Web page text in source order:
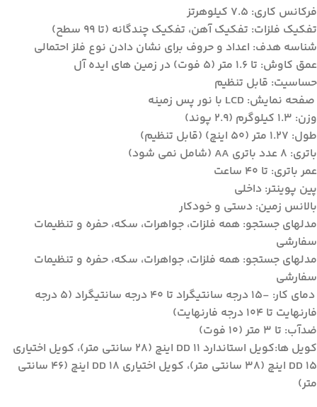
فرکانس کاری: 7.5 کیلوهرتز
تفکیک فلزات: تفکیک آهن، تفکیک چندگانه (تا 99 سطح)
شناسه هدف: اعداد و حروف برای نشان دادن نوع فلز احتمالی
عمق کاوش: تا 1.6 متر (5 فوت) در زمین های ایده آل
حساسیت: قابل تنظیم
صفحه نمایش: LCD با نور پس زمینه
وزن: 1.3 کیلوگرم (2.9 پوند)
طول: 1.27 متر (50 اینچ) (قابل تنظیم)
باتری: 8 عدد باتری AA (شامل نمی شود)
عمر باتری: تا 40 ساعت
پین پوینتر: داخلی
بالانس زمین: دستی و خودکار
مدلهای جستجو: همه فلزات، جواهرات، سکه، حفره و تنظیمات
سفارشی
مدلهای جستجو: همه فلزات، جواهرات، سکه، حفره و تنظیمات
سفارشی
دمای کار: -15 درجه سانتیگراد تا 40 درجه سانتیگراد (5 درجه
فارنهایت تا 104 درجه فارنهایت)
ضدآب: تا 3 متر (10 فوت)
کویل ها:کویل استاندارد DD 11 اینچ (28 سانتی متر)، کویل اختیاری
DD 15 اینچ (38 سانتی متر)، کویل اختیاری DD 18 اینچ (46 سانتی
متر)